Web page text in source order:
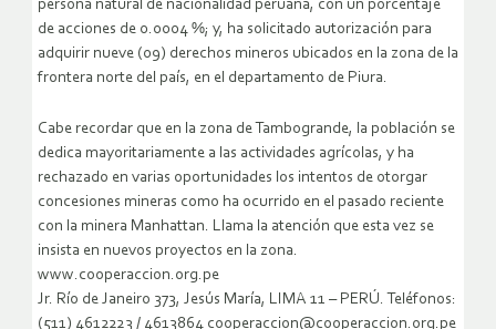
persona natural de nacionalidad peruana, con un porcentaje
de acciones de 0.0004 %; y, ha solicitado autorización para
adquirir nueve (09) derechos mineros ubicados en la zona de la
frontera norte del país, en el departamento de Piura.
Cabe recordar que en la zona de Tambogrande, la población se
dedica mayoritariamente a las actividades agrícolas, y ha
rechazado en varias oportunidades los intentos de otorgar
concesiones mineras como ha ocurrido en el pasado reciente
con la minera Manhattan. Llama la atención que esta vez se
insista en nuevos proyectos en la zona.
www.cooperaccion.org.pe
Jr. Río de Janeiro 373, Jesús María, LIMA 11 – PERÚ. Teléfonos:
(511) 4612223 / 4613864 cooperaccion@cooperaccion.org.pe